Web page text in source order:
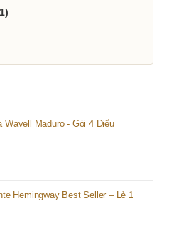
Wavell Maduro - Gói 4 Điếu
Hemingway Best Seller – Lẻ 1